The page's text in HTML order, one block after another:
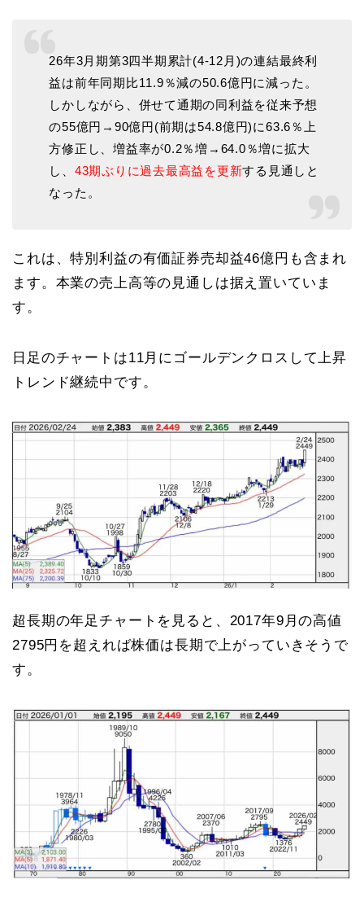
26年3月期第3四半期累計(4-12月)の連結最終利
益は前年同期比11.9％減の50.6億円に減った。
しかしながら、併せて通期の同利益を従来予想
の55億円→90億円(前期は54.8億円)に63.6％上
方修正し、増益率が0.2％増→64.0％増に拡大
し、 43期ぶりに過去最高益を更新する見通しと
なった。
これは、特別利益の有価証券売却益46億円も含まれ
ます。本業の売上高等の見通しは据え置いていま
す。
日足のチャートは11月にゴールデンクロスして上昇
トレンド継続中です。
超長期の年足チャートを見ると、2017年9月の高値
2795円を超えれば株価は長期で上がっていきそうで
す。